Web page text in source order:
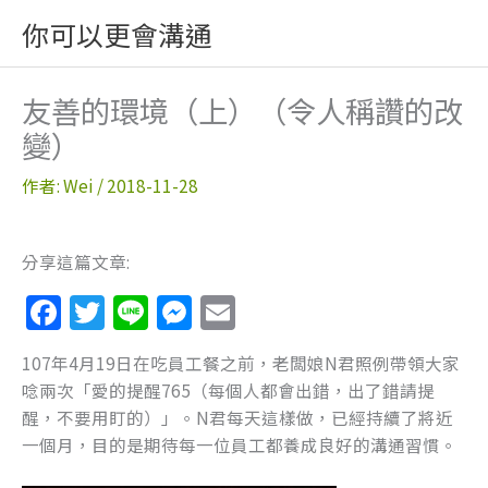
主
你可以更會溝通
友善的環境（上）（令人稱讚的改
變）
作者:Wei /2018-11-28
分享這篇文章:
F
a
c
e
b
T
w
itt
er
Li
n
e
M
e
ss
e
n
m
ai
l
107年4月19日在吃員工餐之前，老闆娘N君照例帶領大家
唸兩次「愛的提醒765（每個人都會出錯，出了錯請提
醒，不要用盯的）」。N君每天這樣做，已經持續了將近
一個月，目的是期待每一位員工都養成良好的溝通習慣。